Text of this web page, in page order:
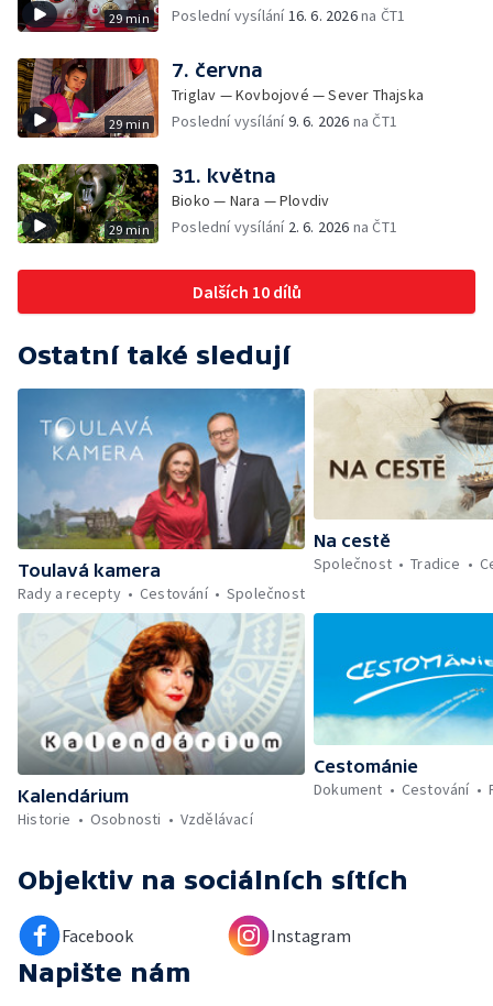
29 min
Poslední vysílání 16. 6. 2026na ČT1
29 min
7. června
Triglav — Kovbojové — Sever Thajska
Poslední vysílání9. 6. 2026 na ČT1
29 min
31. května
Bioko — Nara — Plovdiv
Poslední vysílání 2. 6. 2026 na ČT1
Dalších 10 dílů
Ostatní také sledují
Toulavá kamera
Rady a recepty
Cestování Společnost
Na cestě
Společnost
Tradice
Kalendárium
Historie
Osobnosti Vzdělávací
Cestománie
Dokument
Cestování
Objektiv na sociálních sítích
Facebook Instagram
Napište nám